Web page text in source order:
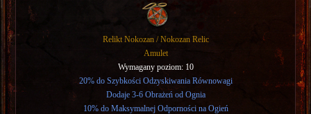
Relikt Nokozan / Nokozan Relic
Amulet
Wymagany poziom: 10
20% do Szybkości Odzyskiwania Równowagi
Dodaje 3-6 Obrażeń od Ognia
10% do Maksymalnej Odporności na Ogień